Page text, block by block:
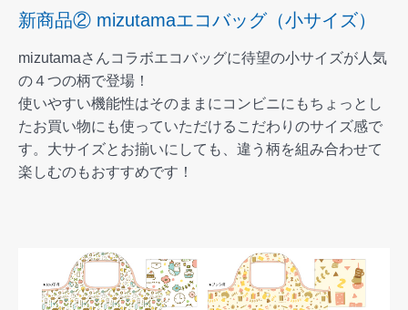
新商品② mizutamaエコバッグ（小サイズ）
mizutamaさんコラボエコバッグに待望の小サイズが人気
の４つの柄で登場！
使いやすい機能性はそのままにコンビニにもちょっとし
たお買い物にも使っていただけるこだわりのサイズ感で
す。大サイズとお揃いにしても、違う柄を組み合わせて
楽しむのもおすすめです！